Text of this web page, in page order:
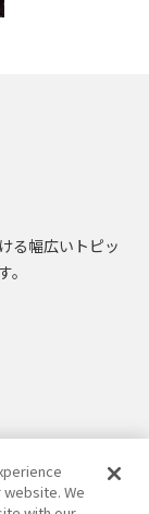
る幅広いトピッ
We